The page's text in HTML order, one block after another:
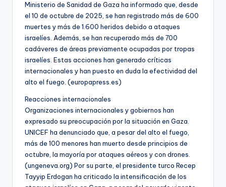
Ministerio de Sanidad de Gaza ha informado que, desde
el 10 de octubre de 2025, se han registrado más de 600
muertes y más de 1.600 heridos debido a ataques
israelíes. Además, se han recuperado más de 700
cadáveres de áreas previamente ocupadas por tropas
israelíes. Estas acciones han generado críticas
internacionales y han puesto en duda la efectividad del
alto el fuego. (europapress.es)
Reacciones internacionales
Organizaciones internacionales y gobiernos han
expresado su preocupación por la situación en Gaza.
UNICEF ha denunciado que, a pesar del alto el fuego,
más de 100 menores han muerto desde principios de
octubre, la mayoría por ataques aéreos y con drones.
(ungeneva.org) Por su parte, el presidente turco Recep
Tayyip Erdogan ha criticado la intensificación de los